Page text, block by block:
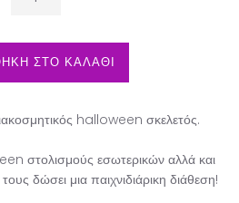
ΣΤΟ ΚΑΛΑΘΙ
halloween σκελετός.
στολισμούς εσωτερικών αλλά και
δώσει μια παιχνιδιάρικη διάθεση!